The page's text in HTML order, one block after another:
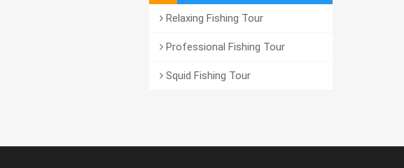
Relaxing Fishing Tour
Professional Fishing Tour
Squid Fishing Tour